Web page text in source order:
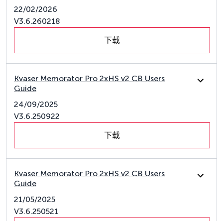
22/02/2026
V3.6.260218
下载
Kvaser Memorator Pro 2xHS v2 CB Users
Guide
24/09/2025
V3.6.250922
下载
Kvaser Memorator Pro 2xHS v2 CB Users
Guide
21/05/2025
V3.6.250521